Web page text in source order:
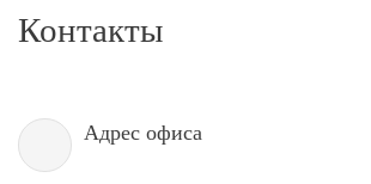
Контакты
Адрес офиса